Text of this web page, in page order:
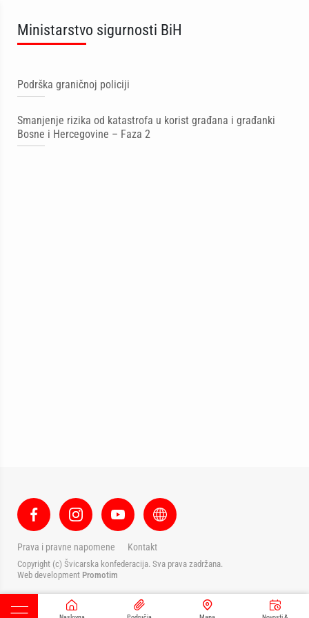
Ministarstvo sigurnosti BiH
Podrška graničnoj policiji
Smanjenje rizika od katastrofa u korist građana i građanki
Bosne i Hercegovine – Faza 2
Prava i pravne napomene Kontakt
Copyright (c) Švicarska konfederacija. Sva prava zadržana.
Web development Promotim